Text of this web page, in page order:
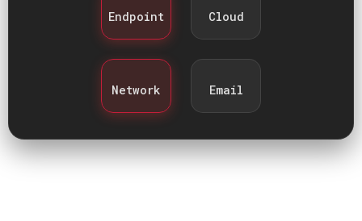
Endpoint Cloud
Network Email